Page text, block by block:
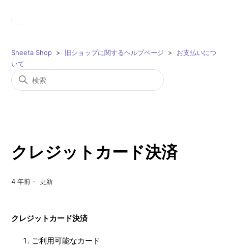
Sheeta Shop 旧ショップに関するヘルプページ
お支払いにつ
いて
クレジットカード決済
4 年前 更新
クレジットカード決済
ご利用可能なカード